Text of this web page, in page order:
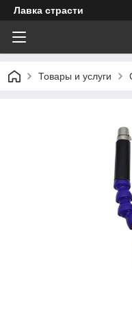
Лавка страсти
Товары и услуги